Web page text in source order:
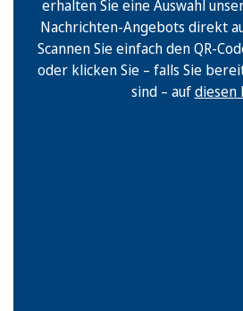
erhalten Sie eine Auswahl
Nachrichten-Angebots direkt
Scannen Sie einfach den QR-
oder klicken Sie – falls Sie
sind – aufdiesen